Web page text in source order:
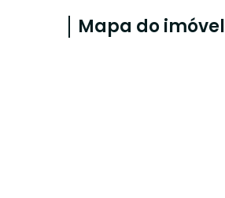
Mapa do imóvel